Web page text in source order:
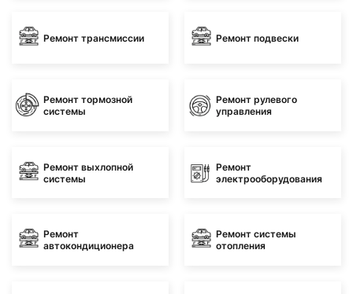
Ремонт трансмиссии Ремонт подвески
Ремонт тормозной
системы
Ремонт рулевого
управления
Ремонт выхлопной
системы
Ремонт
электрооборудования
Ремонт
автокондиционера
Ремонт системы
отопления